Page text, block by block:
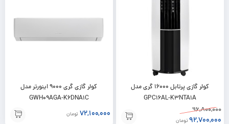
کولر گازی پرتابل 16000 گری مدل
GPC16AL-K3NTA1A
96,800,000
92,700,000 تومان
کولر گازی گری 9000 اینورتر مدل
GWH09AGA-K6DNA1C
72,100,000 تومان